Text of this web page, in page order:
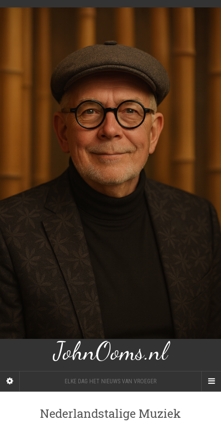
JohnOoms.nl
ELKE DAG HET NIEUWS VAN VROEGER
Nederlandstalige Muziek